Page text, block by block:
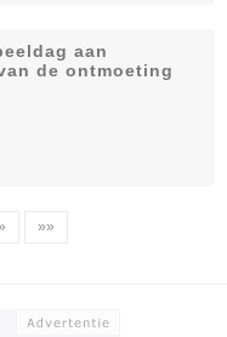
aan
de ontmoeting
»»